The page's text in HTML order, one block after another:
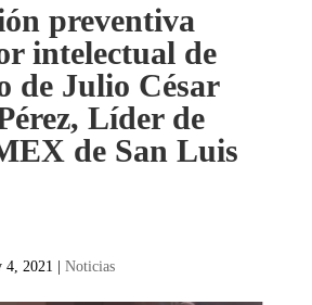
preventiva
intelectual de
de Julio César
Líder de
de San Luis
4, 2021 | Noticias